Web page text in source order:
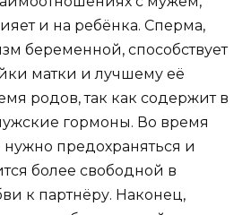
и на ребёнка. Сперма,
беременной, способствует
матки и лучшему её
родов, так как содержит в
гормоны. Во время
предохраняться и
более свободной в
к партнёру. Наконец,